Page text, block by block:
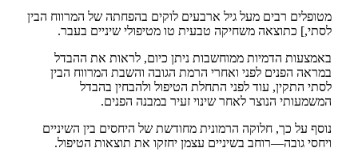
מטופלים רבים מעל גיל ארבעים לוקים בהפחתה של המרווח הבין
לסתי,] כתוצאה משחיקה טבעית טו מטיפולי שיניים בעבר.
באמצעות הדמיות ממוחשבות ניתן כיום, לראות את ההבדל
במראה הפנים לפני ואחרי הרמת הגובה והשבת המרווח הבין
לסתי התקין, עוד לפני התחלת הטיפול ולהבחין בהבדל
המשמעותי הנוצר לאחר שינוי זעיר במבנה הפנים.
נוסף על כך, חלוקה הרמונית מחודשת של היחסים בין השיניים
ויחסי גובה—רוחב בשיניים עצמן יחזקו את תוצאות הטיפול.